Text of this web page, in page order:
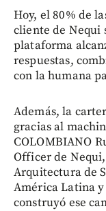
Hoy, el 80% de
cliente de Nequi
plataforma
respuestas,
con la humana
Además, la
gracias al
COLOMBIANO
Officer de
Arquitectura de
América Latina
construyó ese